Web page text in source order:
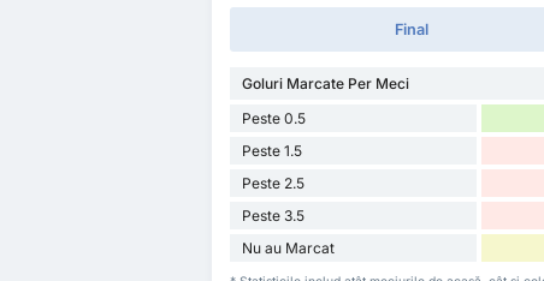
Final
Goluri Marcate Per Meci
Peste 0.5
Peste 1.5
Peste 2.5
Peste 3.5
Nu au Marcat